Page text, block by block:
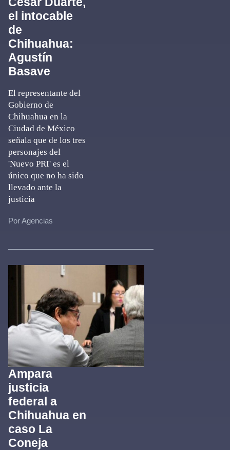
el intocable
de
Chihuahua:
Agustín
Basave
El representante del
Gobierno de
Chihuahua en la
Ciudad de México
señala que de los tres
personajes del
'Nuevo PRI' es el
único que no ha sido
llevado ante la
justicia
Por Agencias
Ampara
justicia
federal a
Chihuahua en
caso La
Coneja